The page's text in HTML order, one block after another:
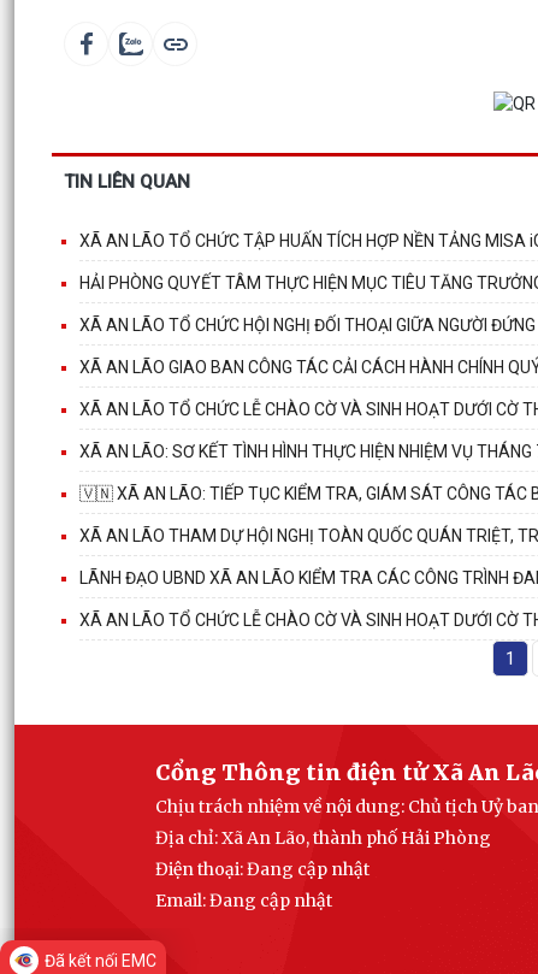
TIN LIÊN QUAN
XÃ AN LÃO TỔ CHỨC TẬP HUẤN TÍCH HỢP NỀN TẢNG MISA
HẢI PHÒNG QUYẾT TÂM THỰC HIỆN MỤC TIÊU TĂNG
XÃ AN LÃO TỔ CHỨC HỘI NGHỊ ĐỐI THOẠI GIỮA NGƯỜI
XÃ AN LÃO GIAO BAN CÔNG TÁC CẢI CÁCH HÀNH CHÍNH
XÃ AN LÃO TỔ CHỨC LỄ CHÀO CỜ VÀ SINH HOẠT DƯỚI CỜ
XÃ AN LÃO: SƠ KẾT TÌNH HÌNH THỰC HIỆN NHIỆM VỤ
🇻🇳 XÃ AN LÃO: TIẾP TỤC KIỂM TRA, GIÁM SÁT CÔNG TÁC
XÃ AN LÃO THAM DỰ HỘI NGHỊ TOÀN QUỐC QUÁN TRIỆT,
LÃNH ĐẠO UBND XÃ AN LÃO KIỂM TRA CÁC CÔNG TRÌNH
XÃ AN LÃO TỔ CHỨC LỄ CHÀO CỜ VÀ SINH HOẠT DƯỚI CỜ
1
Cổng Thông tin điện tử Xã An
Chịu trách nhiệm về nội dung: Chủ tịch Uỷ
Địa chỉ: Xã An Lão, thành phố Hải Phòng
Điện thoại: Đang cập nhật
Email:Đang cập nhật
Đã kết nối EMC